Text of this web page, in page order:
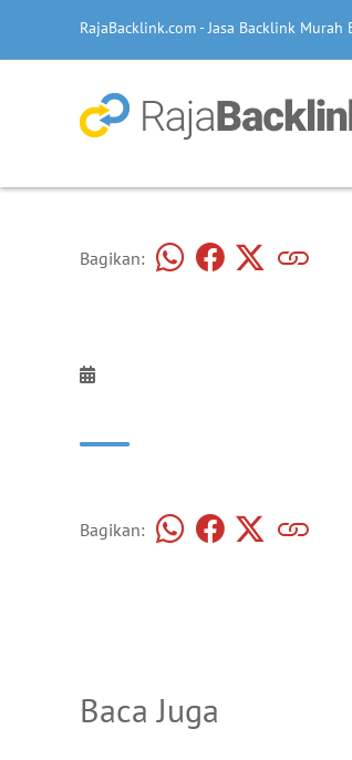
RajaBacklink.com - Jasa Backlink
Bagikan:
Bagikan:
Baca Juga